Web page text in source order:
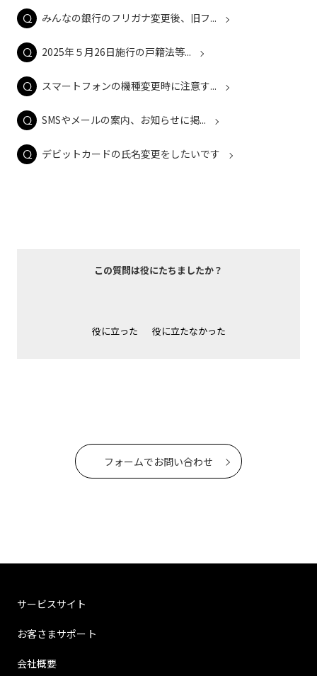
みんなの銀行のフリガナ変更後、旧フ...
2025年５月26日施行の戸籍法等...
スマートフォンの機種変更時に注意す...
SMSやメールの案内、お知らせに掲...
デビットカードの氏名変更をしたいです
この質問は役にたちましたか？
役に立った 役に立たなかった
フォームでお問い合わせ
サービスサイト
お客さまサポート
会社概要